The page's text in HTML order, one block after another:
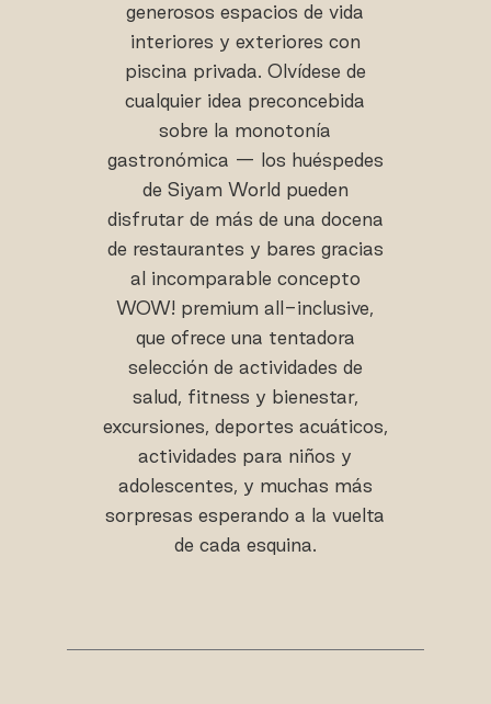
generosos espacios de vida
interiores y exteriores con
piscina privada. Olvídese de
cualquier idea preconcebida
sobre la monotonía
gastronómica — los huéspedes
de Siyam World pueden
disfrutar de más de una docena
de restaurantes y bares gracias
al incomparable concepto
WOW! premium all-inclusive,
que ofrece una tentadora
selección de actividades de
salud, fitness y bienestar,
excursiones, deportes acuáticos,
actividades para niños y
adolescentes, y muchas más
sorpresas esperando a la vuelta
de cada esquina.